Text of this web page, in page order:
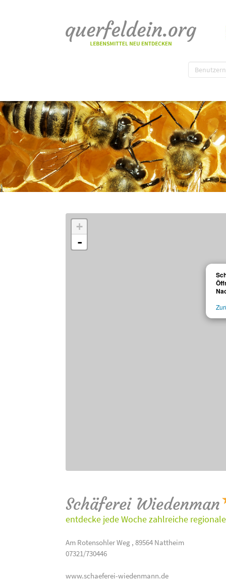
+
-
Schäferei Wiedenman
entdecke jede Woche zahlreiche
Am Rotensohler Weg , 89564 Nattheim
07321/730446
www.schaeferei-wiedenmann.de